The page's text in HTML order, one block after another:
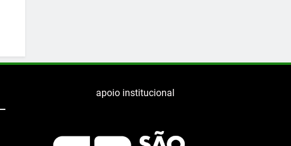
apoio institucional